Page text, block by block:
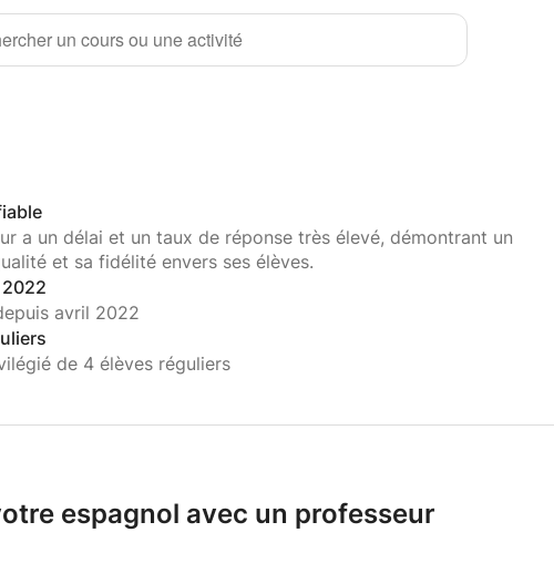
un cours ou une activité
a un délai et un taux de réponse très élevé, démontrant un
et sa fidélité envers ses élèves.
avril 2022
de 4 élèves réguliers
espagnol avec un professeur